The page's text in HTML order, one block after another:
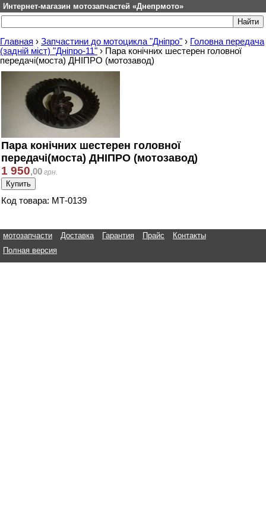
Интернет-магазин мотозапчастей «Днепрмото»
Главная › Запчастини до мотоцикла "Дніпро" › Головна передача
(задній міст) "Дніпро-11" › Пара конічних шестерен головної
передачі(моста) ДНІПРО (мотозавод)
Пара конічних шестерен головної
передачі(моста) ДНІПРО (мотозавод)
1 950,00 грн.
Код товара: МТ-0139
мотозапчасти Доставка Гарантия Прайс
Контакты
Полная версия